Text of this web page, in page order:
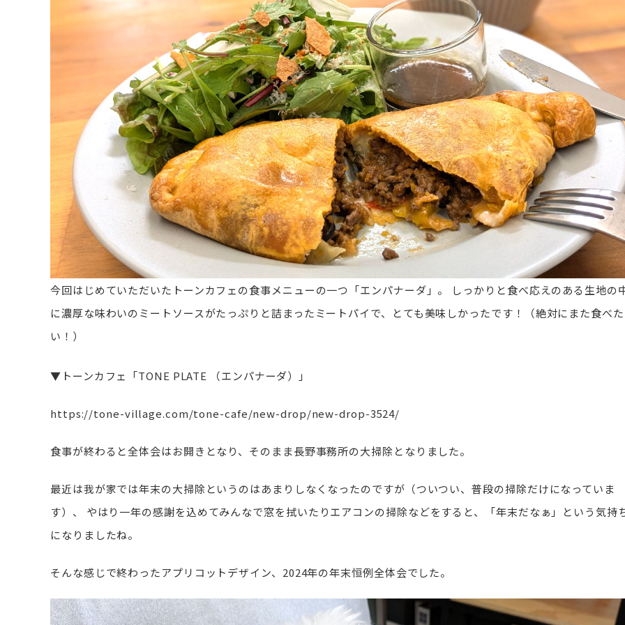
今回はじめていただいたトーンカフェの食事メニューの一つ「エンパナーダ」。
しっかりと食べ応えのある生地の
に濃厚な味わいのミートソースがたっぷりと詰まったミートパイで、とても美味しかったです！（絶対にまた食べた
い！）
▼トーンカフェ「TONE PLATE （エンパナーダ）」
https://tone-village.com/tone-cafe/new-drop/new-drop-3524/
食事が終わると全体会はお開きとなり、そのまま長野事務所の大掃除となりました。
最近は我が家では年末の大掃除というのはあまりしなくなったのですが（ついつい、普段の掃除だけになっていま
す）、
やはり一年の感謝を込めてみんなで窓を拭いたりエアコンの掃除などをすると、「年末だなぁ」という気持
になりましたね。
そんな感じで終わったアプリコットデザイン、2024年の年末恒例全体会でした。